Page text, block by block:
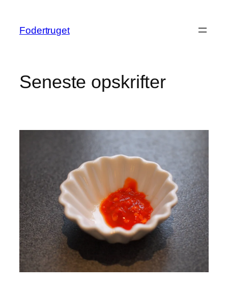
indhold
Fodertruget
Seneste opskrifter